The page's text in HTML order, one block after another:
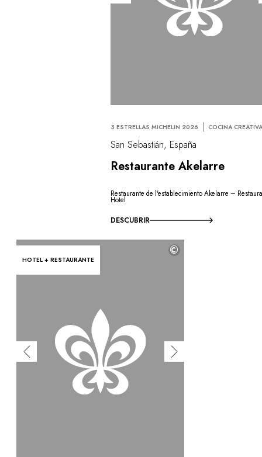
3 ESTRELLAS MICHELIN 2026 COCINA
San Sebastián, España
Restaurante Akelarre
Restaurante de l'establecimiento Akelarre –
Hotel
DESCUBRIR
HOTEL + RESTAURANTE
©